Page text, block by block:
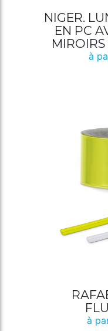
NIGER.
EN PC
à
à